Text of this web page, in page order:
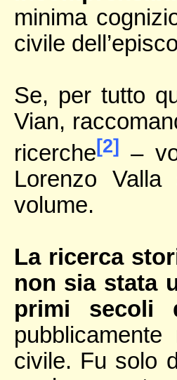
minima
civile
Se, per tutto
Vian,
ricerche[2] –
Lorenzo
volume.
La ricerca
non sia stata
primi secoli
civile. Fu solo